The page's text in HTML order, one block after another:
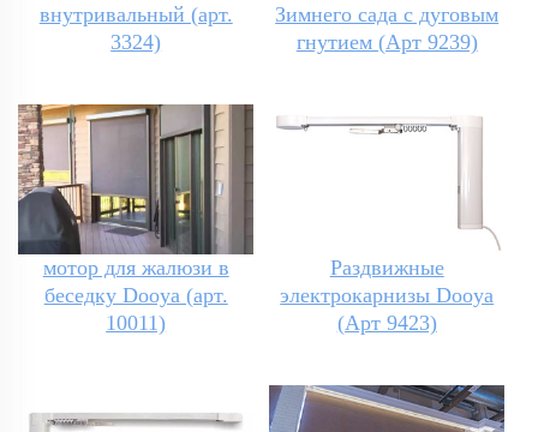
внутривальный (арт.
3324)
Зимнего сада с дуговым
гнутием (Арт 9239)
мотор для жалюзи в
беседку Dooya (арт.
10011)
Раздвижные
электрокарнизы Dooya
(Арт 9423)